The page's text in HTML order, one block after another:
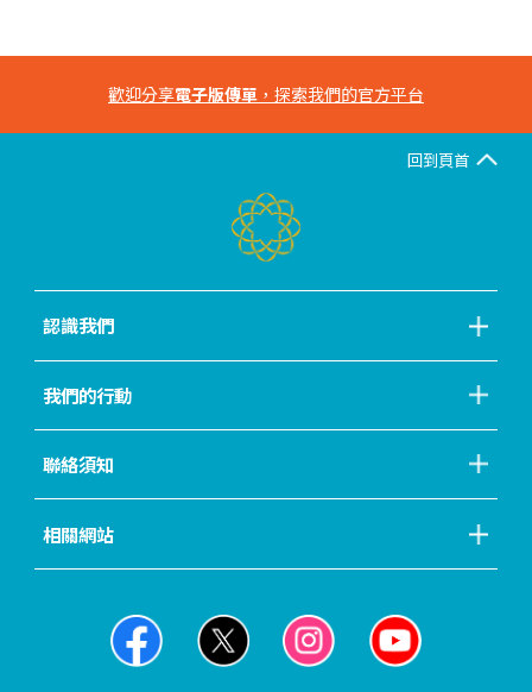
歡迎分享電子版傳單 ，探索我們的官方平台
回到頁首
認識我們
我們的行動
聯絡須知
相關網站